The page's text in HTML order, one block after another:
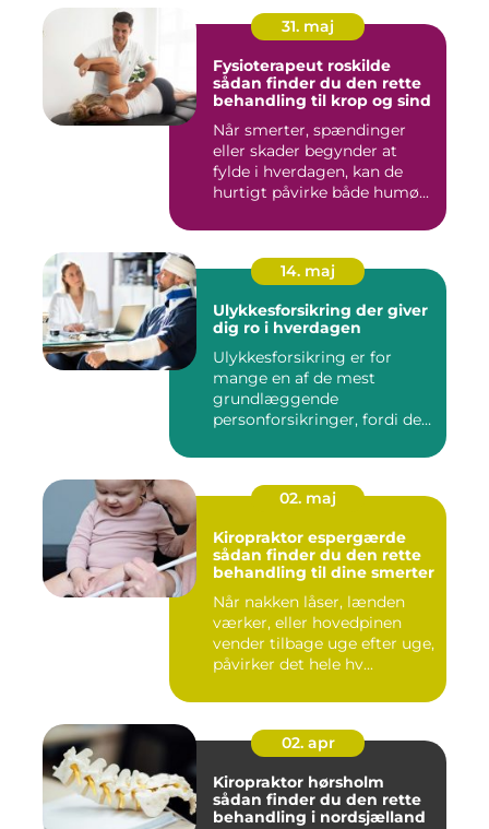
31. maj
Fysioterapeut roskilde
sådan finder du den rette
behandling til krop og sind
Når smerter, spændinger
eller skader begynder at
fylde i hverdagen, kan de
hurtigt påvirke både humø...
14. maj
Ulykkesforsikring der giver
dig ro i hverdagen
Ulykkesforsikring er for
mange en af de mest
grundlæggende
personforsikringer, fordi den
02. maj
Kiropraktor espergærde
sådan finder du den rette
behandling til dine smerter
Når nakken låser, lænden
værker, eller hovedpinen
vender tilbage uge efter uge,
påvirker det hele hv...
02. apr
Kiropraktor hørsholm
sådan finder du den rette
behandling i nordsjælland